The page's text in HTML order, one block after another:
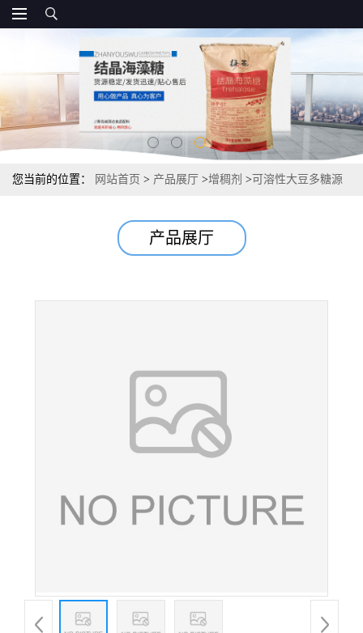
您当前的位置： 网站首页 > 产品展厅 >增稠剂 > 可溶性大豆多糖源
产品展厅